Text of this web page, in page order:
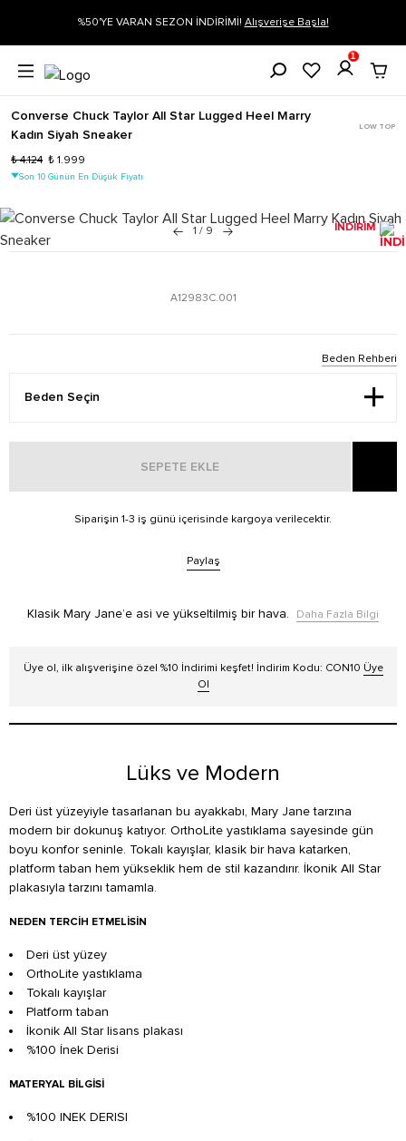
%50'YE VARAN SEZON İNDİRİMİ! Alışverişe Başla!
1
Converse Chuck Taylor All Star Lugged Heel Marry
Kadın Siyah Sneaker
LOW TOP
₺ 4.124 ₺ 1.999
Son 10 Günün En Düşük Fiyatı
1 / 9 İNDİRİM
A12983C.001
Beden Rehberi
SEPETE EKLE
Siparişin 1-3 iş günü içerisinde kargoya verilecektir.
Paylaş
Klasik Mary Jane’e asi ve yükseltilmiş bir hava. Daha Fazla Bilgi
Üye ol, ilk alışverişine özel %10 İndirimi keşfet! İndirim Kodu: CON10 Üye
Ol
Lüks ve Modern
Deri üst yüzeyiyle tasarlanan bu ayakkabı, Mary Jane tarzına
modern bir dokunuş katıyor. OrthoLite yastıklama sayesinde gün
boyu konfor seninle. Tokalı kayışlar, klasik bir hava katarken,
platform taban hem yükseklik hem de stil kazandırır. İkonik All Star
plakasıyla tarzını tamamla.
NEDEN TERCIH ETMELISIN
Deri üst yüzey
OrthoLite yastıklama
Tokalı kayışlar
Platform taban
İkonik All Star lisans plakası
%100 İnek Derisi
MATERYAL BILGISI
%100 INEK DERISI